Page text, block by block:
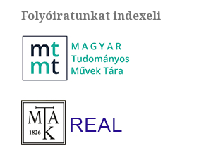
Folyóiratunkat indexeli